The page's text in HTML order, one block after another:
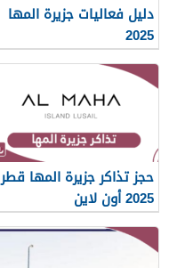
دليل فعاليات جزيرة المها
2025
حجز تذاكر جزيرة المها قطر
2025 أون لاين